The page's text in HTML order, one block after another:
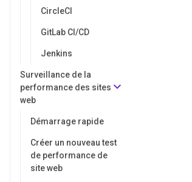
CircleCI
GitLab CI/CD
Jenkins
Surveillance de la
performance des sites
web
Démarrage rapide
Créer un nouveau test
de performance de
site web